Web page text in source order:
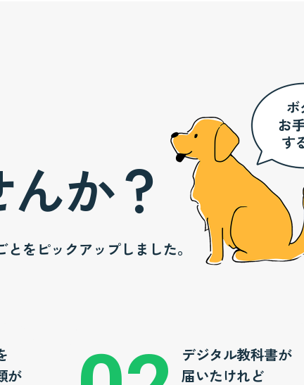
か？
をピックアップしました。
が
デジタル教科書が
届いたけれど